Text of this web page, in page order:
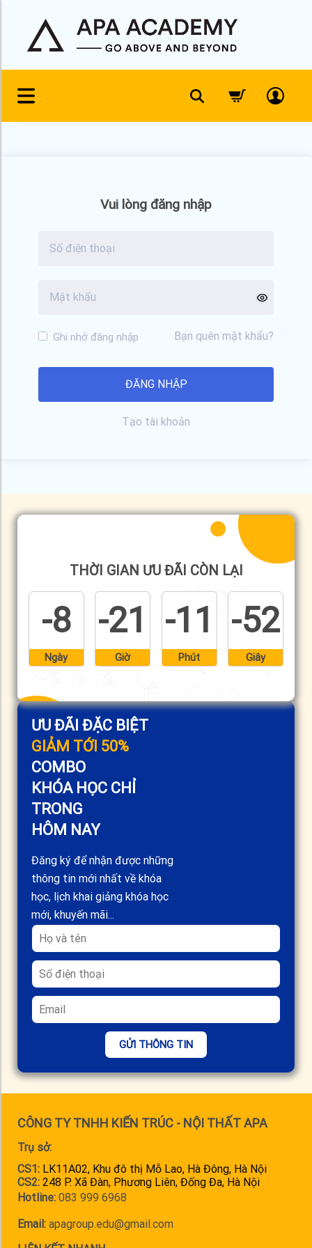
content
Vui lòng đăng nhập
Ghi nhớ đăng nhập Bạn quên mật khẩu?
Tạo tài khoản
ƯU ĐÃI ĐẶC BIỆT
GIẢM TỚI 50%
COMBO
KHÓA HỌC CHỈ
TRONG
HÔM NAY
Đăng ký để nhận được những
thông tin mới nhất về khóa
học, lịch khai giảng khóa học
mới, khuyến mãi...
GỬI THÔNG TIN
THỜI GIAN ƯU ĐÃI CÒN LẠI
-8
Ngày
-21
Giờ
-11
Phút
-52
Giây
CÔNG TY TNHH KIẾN TRÚC - NỘI THẤT APA
Trụ sở:
CS1: LK11A02, Khu đô thị Mỗ Lao, Hà Đông, Hà Nội
CS2: 248 P. Xã Đàn, Phương Liên, Đống Đa, Hà Nội
Hotline: 083 999 6968
Email: apagroup.edu@gmail.com